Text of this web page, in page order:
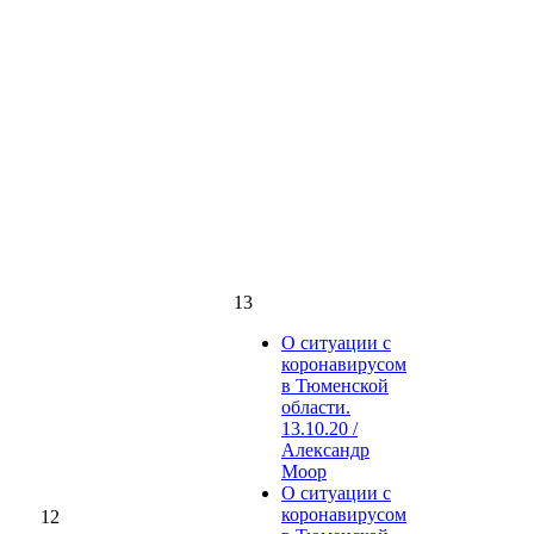
12
13
О ситуации с
коронавирусом
в Тюменской
области.
13.10.20 /
Александр
Моор
О ситуации с
коронавирусом